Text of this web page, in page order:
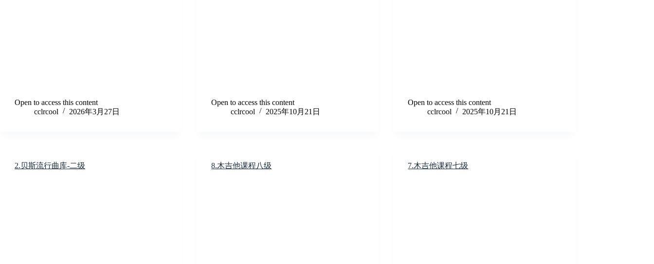
Open to access this content
cclrcool
2026年3月27日
Open to access this content
cclrcool
2025年10月21日
Open to access this content
cclrcool
2025年10月21日
2.贝斯流行曲库-二级 8.木吉他课程八级 7.木吉他课程七级